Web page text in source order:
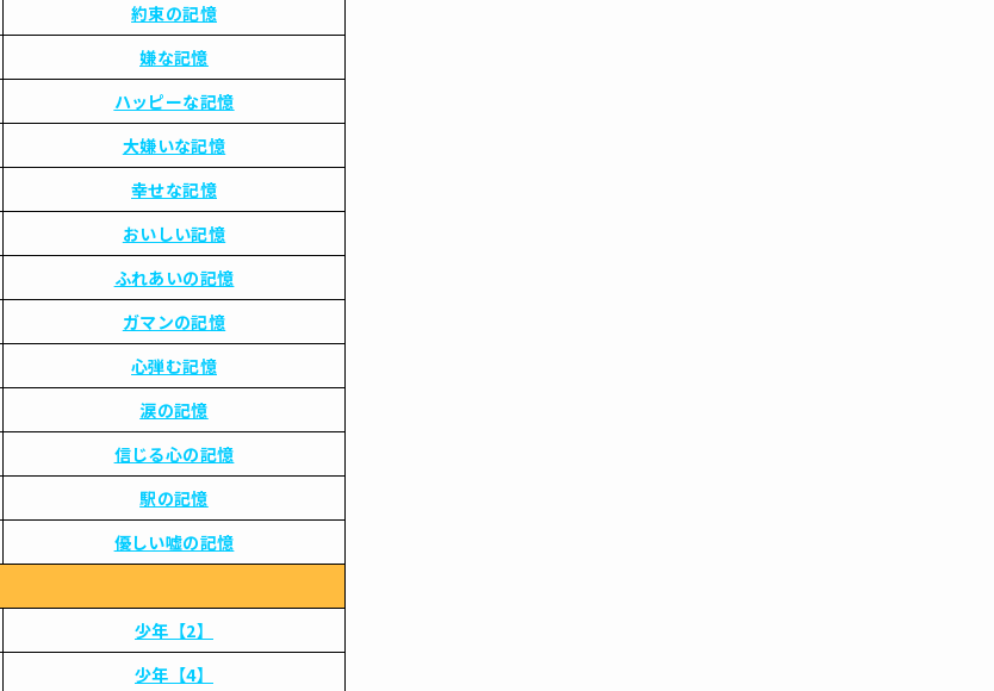
約束の記憶
嫌な記憶
ハッピーな記憶
大嫌いな記憶
幸せな記憶
おいしい記憶
ふれあいの記憶
ガマンの記憶
心弾む記憶
涙の記憶
信じる心の記憶
駅の記憶
優しい嘘の記憶
少年【2】
少年【4】